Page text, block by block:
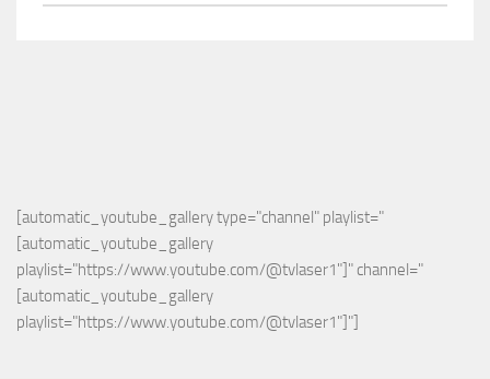
[automatic_youtube_gallery type="channel" playlist="
[automatic_youtube_gallery
playlist="https://www.youtube.com/@tvlaser1"]" channel="
[automatic_youtube_gallery
playlist="https://www.youtube.com/@tvlaser1"]"]